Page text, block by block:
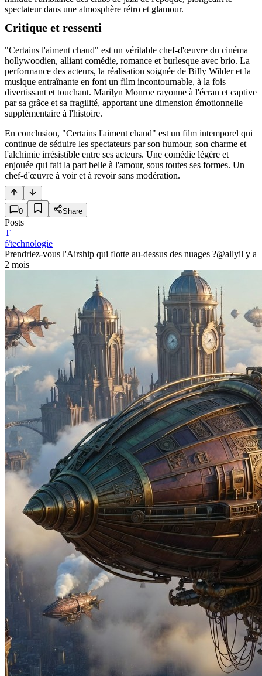
spectateur dans une atmosphère rétro et glamour.
Critique et ressenti
"Certains l'aiment chaud" est un véritable chef-d'œuvre du cinéma
hollywoodien, alliant comédie, romance et burlesque avec brio. La
performance des acteurs, la réalisation soignée de Billy Wilder et la
musique entraînante en font un film incontournable, à la fois
divertissant et touchant. Marilyn Monroe rayonne à l'écran et captive
par sa grâce et sa fragilité, apportant une dimension émotionnelle
supplémentaire à l'histoire.
En conclusion, "Certains l'aiment chaud" est un film intemporel qui
continue de séduire les spectateurs par son humour, son charme et
l'alchimie irrésistible entre ses acteurs. Une comédie légère et
enjouée qui fait la part belle à l'amour, sous toutes ses formes. Un
chef-d'œuvre à voir et à revoir sans modération.
0 Share
Posts
T
f/technologie
Prendriez-vous l'Airship qui flotte au-dessus des nuages ?@allyil y a
2 mois